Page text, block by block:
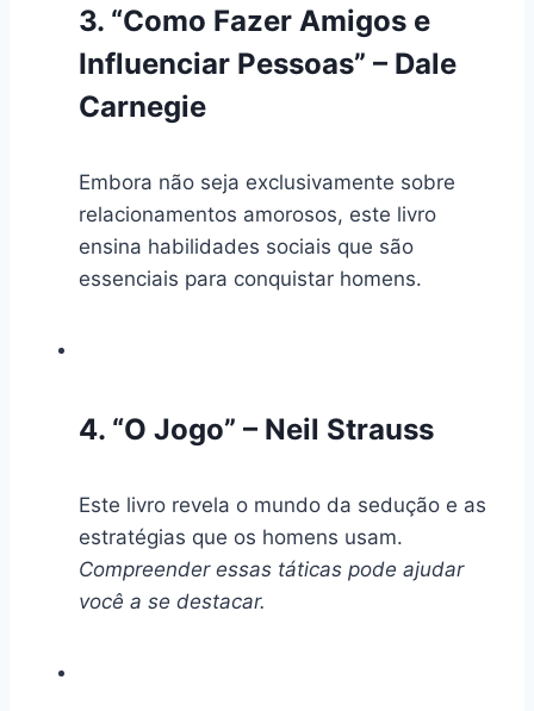
3. “Como Fazer Amigos e
Influenciar Pessoas” – Dale
Carnegie
Embora não seja exclusivamente sobre
relacionamentos amorosos, este livro
ensina habilidades sociais que são
essenciais para conquistar homens.
4. “O Jogo” – Neil Strauss
Este livro revela o mundo da sedução e as
estratégias que os homens usam.
Compreender essas táticas pode ajudar
você a se destacar.